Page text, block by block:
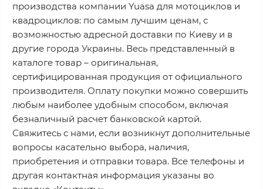
производства компании Yuasa для мотоциклов и
квадроциклов: по самым лучшим ценам, с
возможностью адресной доставки по Киеву и в
другие города Украины. Весь представленный в
каталоге товар – оригинальная,
сертифицированная продукция от официального
производителя. Оплату покупки можно совершить
любым наиболее удобным способом, включая
безналичный расчет банковской картой.
Свяжитесь с нами, если возникнут дополнительные
вопросы касательно выбора, наличия,
приобретения и отправки товара. Все телефоны и
другая контактная информация указаны во